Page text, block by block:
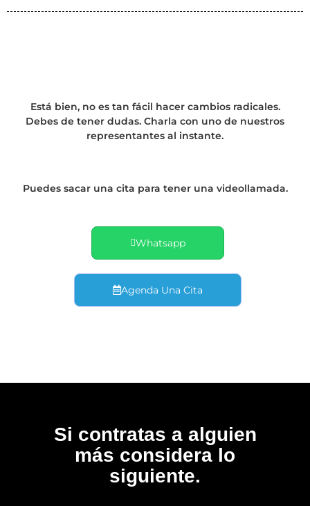
Está bien, no es tan fácil hacer cambios radicales.
Debes de tener dudas. Charla con uno de nuestros
representantes al instante.
Puedes sacar una cita para tener una videollamada.
Whatsapp
Agenda Una Cita
Si contratas a alguien
más considera lo
siguiente.